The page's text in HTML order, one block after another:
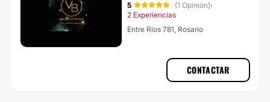
5 (1 Opinión)·
2 Experiencias
Entre Rios 781, Rosario
CONTACTAR